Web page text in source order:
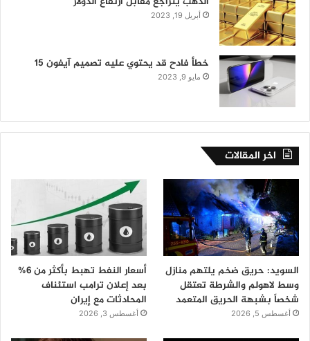
أبريل 19, 2023
خطأ فادح قد يحتوي عليه تصميم آيفون 15
مايو 9, 2023
اخر المقالات
السويد: حريق ضخم يلتهم منازل
وسط لاهولم والشرطة تعتقل
شخصاً بشبهة الحريق المتعمد
أغسطس 5, 2026
أسعار النفط تهبط بأكثر من 6%
بعد إعلان ترامب استئناف
المحادثات مع إيران
أغسطس 3, 2026